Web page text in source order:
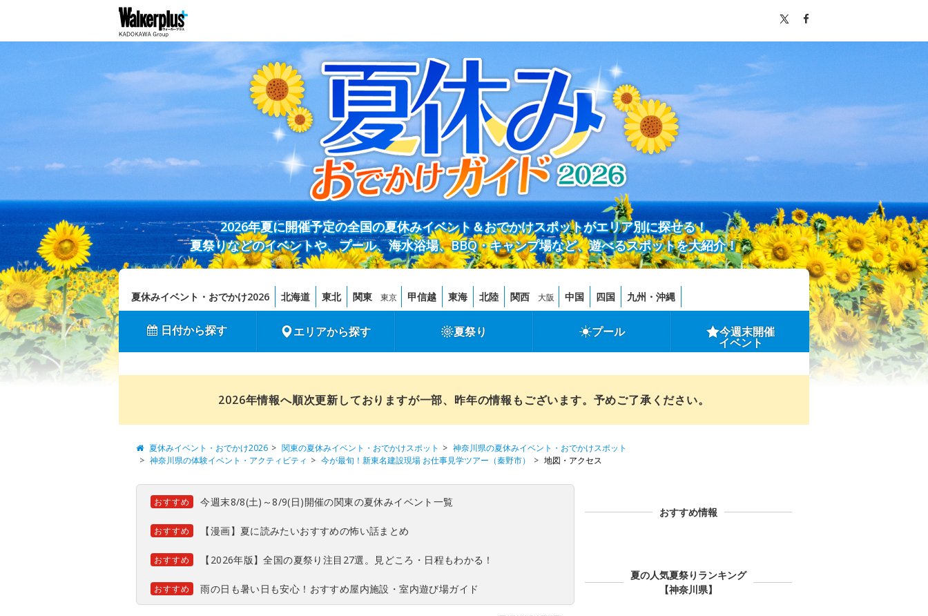
2026年夏に開催予定の全国の夏休みイベント＆おでかけスポットがエリア別に探せる！
夏祭りなどのイベントや、プール、海水浴場、BBQ・キャンプ場など、遊べるスポットを大紹介！
夏休みイベント・おでかけ2026 北海道 東北 関東 東京 甲信越 東海 北陸 関西 大阪 中国 四国 九州・沖縄
日付から探す エリアから探す 夏祭り プール 今週末開催
イベント
2026年情報へ順次更新しておりますが一部、昨年の情報もございます。予めご了承ください。
夏休みイベント・おでかけ2026 関東の夏休みイベント・おでかけスポット
神奈川県の夏休みイベント・おでかけスポット
神奈川県の体験イベント・アクティビティ
今が最旬！新東名建設現場 お仕事見学ツアー（秦野市） 地図・アクセス
おすすめ 今週末8/8(土)～8/9(日)開催の関東の夏休みイベント一覧
おすすめ 【漫画】夏に読みたいおすすめの怖い話まとめ
おすすめ 【2026年版】全国の夏祭り注目27選。見どころ・日程もわかる！
おすすめ 雨の日も暑い日も安心！おすすめ屋内施設・室内遊び場ガイド
おすすめ情報
夏の人気夏祭りランキング
【神奈川県】